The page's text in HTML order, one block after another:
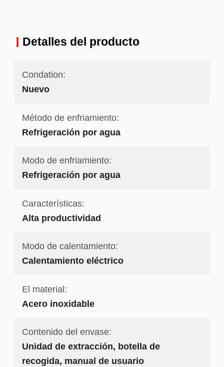
Detalles del producto
Condation:
Nuevo
Método de enfriamiento:
Refrigeración por agua
Modo de enfriamiento:
Refrigeración por agua
Características:
Alta productividad
Modo de calentamiento:
Calentamiento eléctrico
El material:
Acero inoxidable
Contenido del envase:
Unidad de extracción, botella de
recogida, manual de usuario